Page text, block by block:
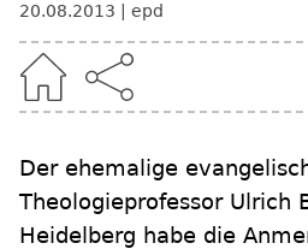
20.08.2013 epd
Der ehemalige
Theologieprofessor Ulrich
Heidelberg habe die